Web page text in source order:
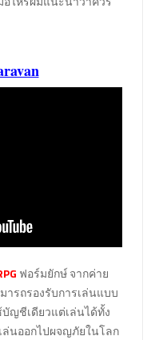
ฟอร์มยักษ์ จากค่าย
ารถรองรับการเล่นแบบ
บัญชีเดียวแต่เล่นได้ทั้ง
ล่นออกไปผจญภัยในโลก